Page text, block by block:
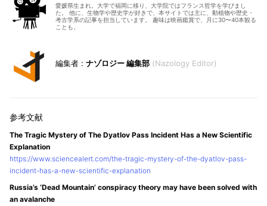
愛媛県生まれ。大学で福岡に移り、大学院ではフランス哲学を学びまし
た。 他に、生物学や歴史学が好きで、本サイトでは主に、動植物や歴史・
考古学系の記事を担当しています。 趣味は映画鑑賞で、月に30〜40本観る
ことも。
ナゾロジー 編集部 Nazology Editor
The Tragic Mystery of The Dyatlov Pass Incident Has a New Scientific
Explanation
https://www.sciencealert.com/the-tragic-mystery-of-the-dyatlov-pass-
incident-has-a-new-scientific-explanation
Russia’s ‘Dead Mountain’ conspiracy theory may have been solved with
an avalanche